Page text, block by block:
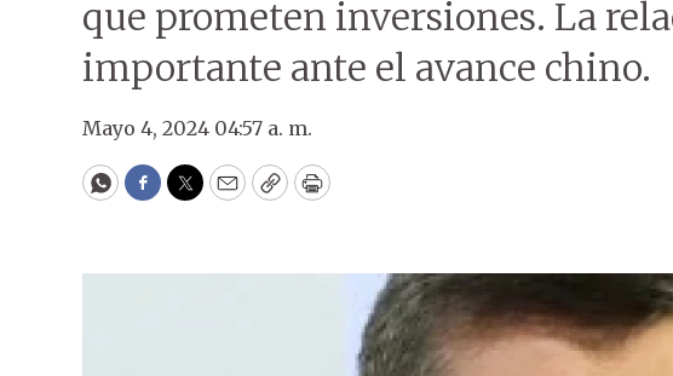
que prometen inversiones. La
importante ante el avance chino.
Mayo 4, 2024 04:57 a. m.
WhatsApp
Facebook
Twitter
EmailCopyPrint